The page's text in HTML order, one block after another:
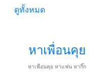
ดูทั้งหมด
หาเพื่อนคุย
หาเพื่อนคุย หาแฟน หากิ๊ก